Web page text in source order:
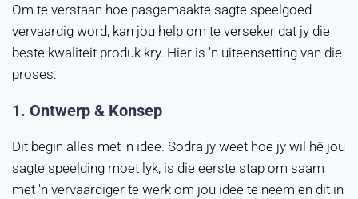
Om te verstaan hoe pasgemaakte sagte speelgoed
vervaardig word, kan jou help om te verseker dat jy die
beste kwaliteit produk kry. Hier is 'n uiteensetting van die
proses:
1. Ontwerp & Konsep
Dit begin alles met 'n idee. Sodra jy weet hoe jy wil hê jou
sagte speelding moet lyk, is die eerste stap om saam
met 'n vervaardiger te werk om jou idee te neem en dit in